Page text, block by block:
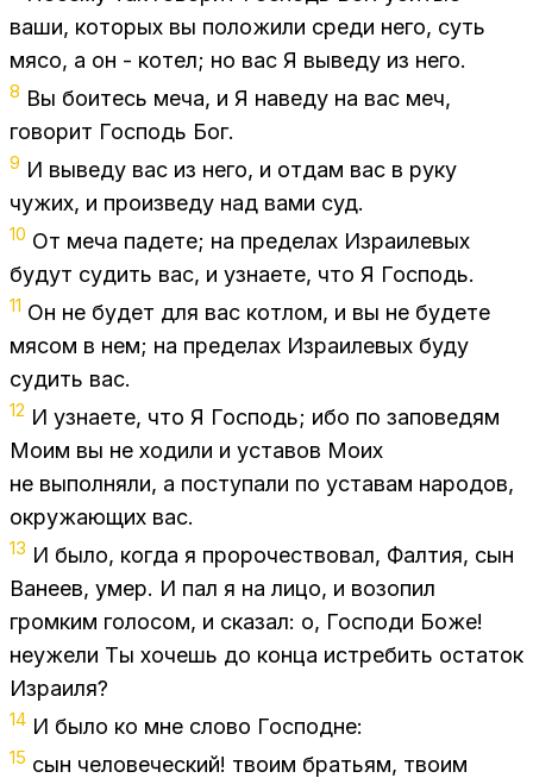
ваши, ко­то­рых вы по­ло­жи­ли сре­ди него, суть
мясо, а он - ко­тел; но вас Я вы­ве­ду из него.
8 Вы бо­и­тесь меча, и Я на­ве­ду на вас меч,
го­во­рит Гос­подь Бог.
9 И вы­ве­ду вас из него, и от­дам вас в руку
чу­жих, и про­из­ве­ду над вами суд.
10 От меча па­де­те; на пре­де­лах Из­ра­и­ле­вых
бу­дут су­дить вас, и узна­е­те, что Я Гос­подь.
11 Он не бу­дет для вас кот­лом, и вы не бу­де­те
мя­сом в нем; на пре­де­лах Из­ра­и­ле­вых буду
су­дить вас.
12 И узна­е­те, что Я Гос­подь; ибо по за­по­ве­дям
Моим вы не хо­ди­ли и уста­вов Моих
не вы­пол­ня­ли, а по­сту­па­ли по уста­вам на­ро­дов,
окру­жа­ю­щих вас.
13 И было, ко­гда я про­ро­че­ство­вал, Фал­тия, сын
Ва­не­ев, умер. И пал я на лицо, и возо­пил
гром­ким го­ло­сом, и ска­зал: о, Гос­по­ди Боже!
неуже­ли Ты хо­чешь до кон­ца ис­тре­бить оста­ток
Из­ра­и­ля?
14 И было ко мне сло­во Гос­подне:
15 сын че­ло­ве­че­ский! тво­им бра­тьям, тво­им